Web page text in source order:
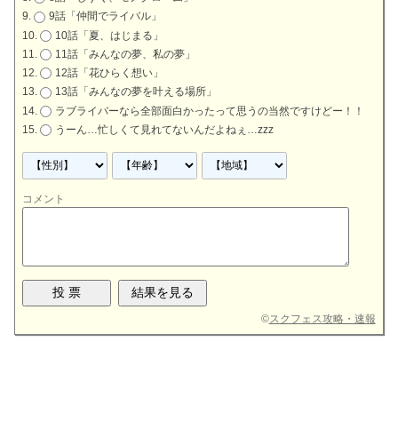
9話「仲間でライバル」
10話「夏、はじまる」
11話「みんなの夢、私の夢」
12話「花ひらく想い」
13話「みんなの夢を叶える場所」
ラブライバーなら全部面白かったって思うの当然ですけどー！！
うーん…忙しくて見れてないんだよねぇ…zzz
コメント
©スクフェス攻略・速報